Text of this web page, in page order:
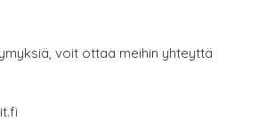
voit ottaa meihin yhteyttä